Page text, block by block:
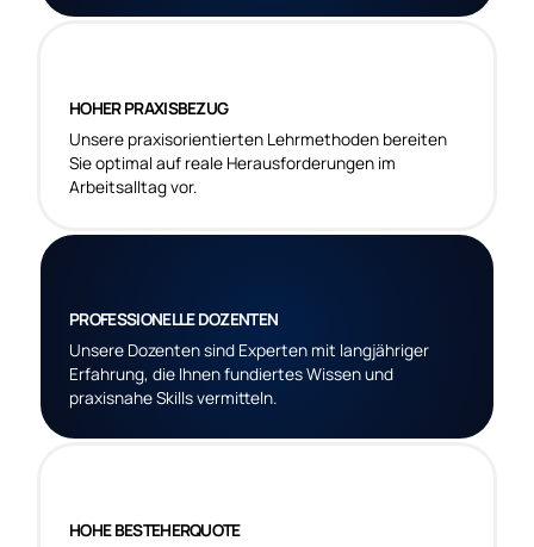
HOHER PRAXISBEZUG
Unsere praxisorientierten Lehrmethoden bereiten
Sie optimal auf reale Herausforderungen im
Arbeitsalltag vor.
PROFESSIONELLE DOZENTEN
Unsere Dozenten sind Experten mit langjähriger
Erfahrung, die Ihnen fundiertes Wissen und
praxisnahe Skills vermitteln.
HOHE BESTEHERQUOTE